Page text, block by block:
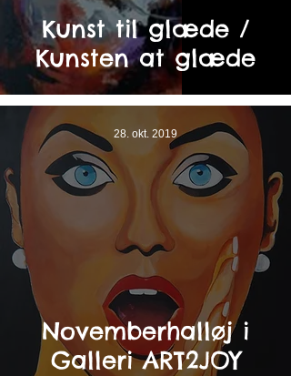
Kunst til glæde /
Kunsten at glæde
Novemberhalløj i
Galleri ART2JOY
28. okt. 2019